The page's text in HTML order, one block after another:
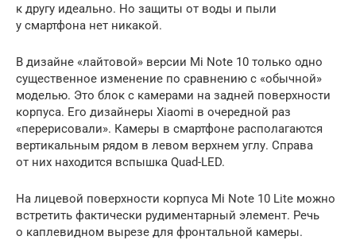
к другу идеально. Но защиты от воды и пыли
у смартфона нет никакой.
В дизайне «лайтовой» версии Mi Note 10 только одно
существенное изменение по сравнению с «обычной»
моделью. Это блок с камерами на задней поверхности
корпуса. Его дизайнеры Xiaomi в очередной раз
«перерисовали». Камеры в смартфоне располагаются
вертикальным рядом в левом верхнем углу. Справа
от них находится вспышка Quad-LED.
На лицевой поверхности корпуса Mi Note 10 Lite можно
встретить фактически рудиментарный элемент. Речь
о каплевидном вырезе для фронтальной камеры.